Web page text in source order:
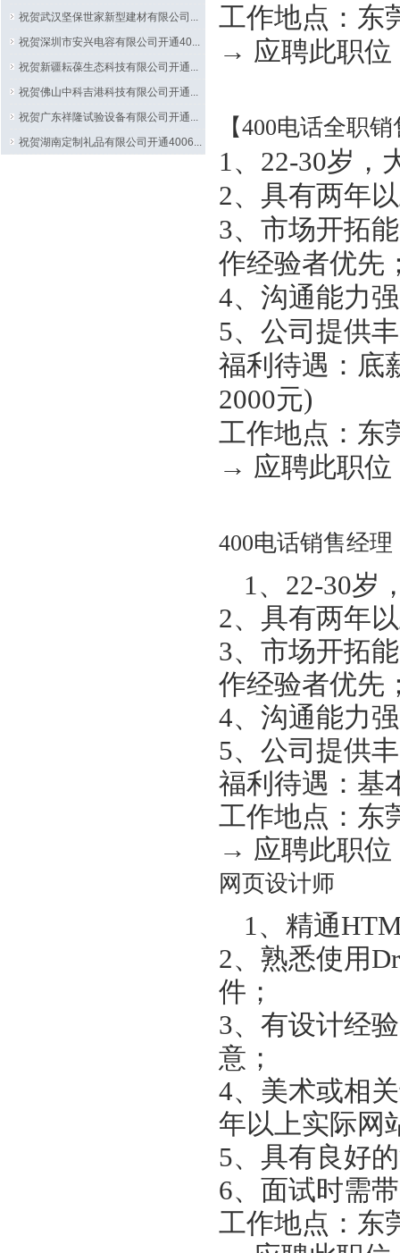
祝贺武汉坚保世家新型建材有限公司...
祝贺深圳市安兴电容有限公司开通40...
祝贺新疆耘葆生态科技有限公司开通...
祝贺佛山中科吉港科技有限公司开通...
祝贺广东祥隆试验设备有限公司开通...
祝贺湖南定制礼品有限公司开通4006...
工作地点：东
→ 应聘此职
【400电话全职
1、22-30岁，
2、具有两年
3、市场开拓
作经验者优先
4、沟通能力
5、公司提供
福利待遇：底
2000元)
工作地点：东
→ 应聘此职
400电话销售经理
1、22-30岁
2、具有两年
3、市场开拓
作经验者优先
4、沟通能力
5、公司提供
福利待遇：基
工作地点：东
→ 应聘此职
网页设计师
1、精通
2、熟悉使用
件；
3、有设计经
意；
4、美术或相
年以上实际网
5、具有良好
6、面试时需
工作地点：东